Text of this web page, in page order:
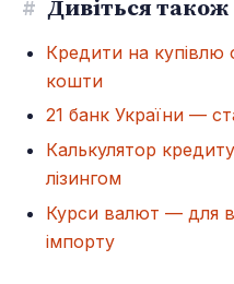
# Дивіться також
Кредити на купівлю
кошти
21 банк України —
Калькулятор
лізингом
Курси валют — для
імпорту